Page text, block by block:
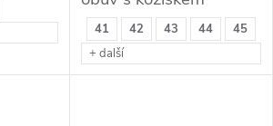
41 42 43 44
45
+ další
(důchodky)